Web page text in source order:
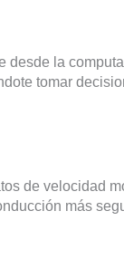
desde la
tomar
de velocidad
más